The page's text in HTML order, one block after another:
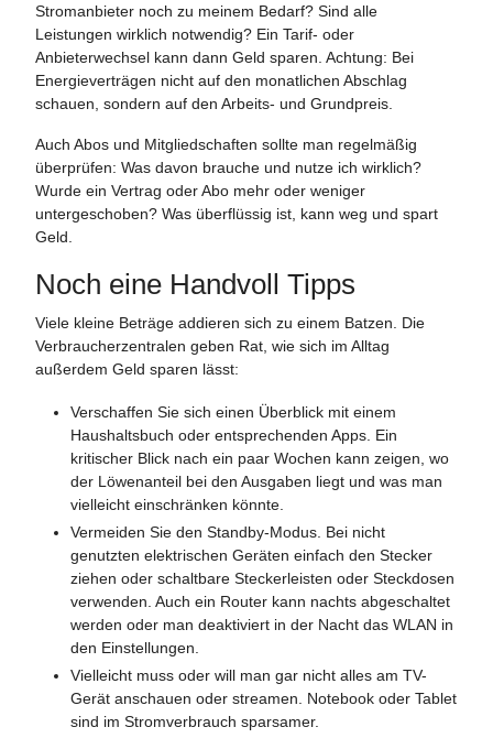
Stromanbieter noch zu meinem Bedarf? Sind alle
Leistungen wirklich notwendig? Ein Tarif- oder
Anbieterwechsel kann dann Geld sparen. Achtung: Bei
Energieverträgen nicht auf den monatlichen Abschlag
schauen, sondern auf den Arbeits- und Grundpreis.
Auch Abos und Mitgliedschaften sollte man regelmäßig
überprüfen: Was davon brauche und nutze ich wirklich?
Wurde ein Vertrag oder Abo mehr oder weniger
untergeschoben? Was überflüssig ist, kann weg und spart
Geld.
Noch eine Handvoll Tipps
Viele kleine Beträge addieren sich zu einem Batzen. Die
Verbraucherzentralen geben Rat, wie sich im Alltag
außerdem Geld sparen lässt:
Verschaffen Sie sich einen Überblick mit einem
Haushaltsbuch oder entsprechenden Apps. Ein
kritischer Blick nach ein paar Wochen kann zeigen, wo
der Löwenanteil bei den Ausgaben liegt und was man
vielleicht einschränken könnte.
Vermeiden Sie den Standby-Modus. Bei nicht
genutzten elektrischen Geräten einfach den Stecker
ziehen oder schaltbare Steckerleisten oder Steckdosen
verwenden. Auch ein Router kann nachts abgeschaltet
werden oder man deaktiviert in der Nacht das WLAN in
den Einstellungen.
Vielleicht muss oder will man gar nicht alles am TV-
Gerät anschauen oder streamen. Notebook oder Tablet
sind im Stromverbrauch sparsamer.